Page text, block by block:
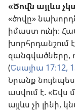
«Ծովն այլևս
«ծովը»
իմաստ ունի։
խորհրդանշում
զանգվածները,
(Եսայիա 17։12,
Նրանք
ասվում է.
այլևս չի լինի,